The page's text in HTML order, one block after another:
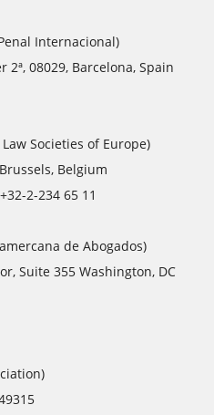
Internacional)
2ª, 08029, Barcelona, Spain
Societies of Europe)
Belgium
2-234 65 11
de Abogados)
Suite 355 Washington, DC